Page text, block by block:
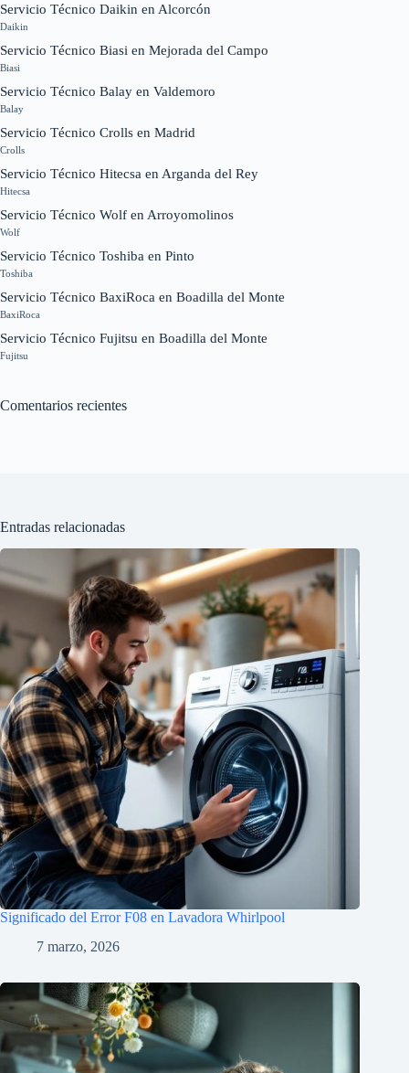
Servicio Técnico Daikin en Alcorcón
Daikin
Servicio Técnico Biasi en Mejorada del Campo
Biasi
Servicio Técnico Balay en Valdemoro
Balay
Servicio Técnico Crolls en Madrid
Crolls
Servicio Técnico Hitecsa en Arganda del Rey
Hitecsa
Servicio Técnico Wolf en Arroyomolinos
Wolf
Servicio Técnico Toshiba en Pinto
Toshiba
Servicio Técnico BaxiRoca en Boadilla del Monte
BaxiRoca
Servicio Técnico Fujitsu en Boadilla del Monte
Fujitsu
Comentarios recientes
Entradas relacionadas
Significado del Error F08 en Lavadora Whirlpool
7 marzo, 2026